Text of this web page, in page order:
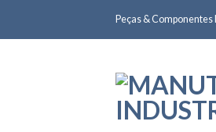
Peças &